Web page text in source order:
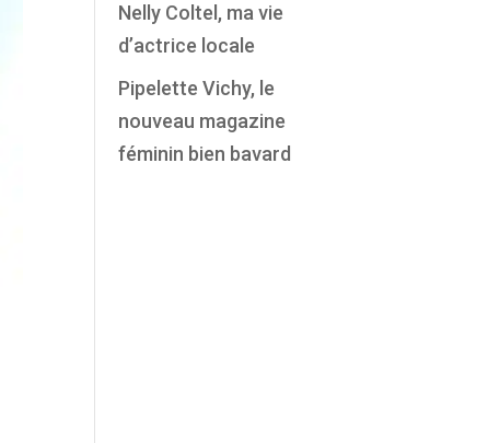
Nelly Coltel, ma vie
d’actrice locale
Pipelette Vichy, le
nouveau magazine
féminin bien bavard